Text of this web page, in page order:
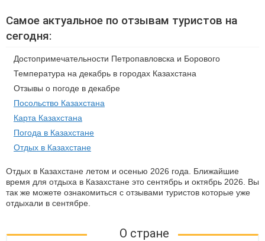
Самое актуальное по отзывам туристов на
сегодня:
Достопримечательности Петропавловска и Борового
Температура на декабрь в городах Казахстана
Отзывы о погоде в декабре
Посольство Казахстана
Карта Казахстана
Погода в Казахстане
Отдых в Казахстане
Отдых в Казахстане летом и осенью 2026 года. Ближайшие
время для отдыха в Казахстане это сентябрь и октябрь 2026. Вы
так же можете ознакомиться с отзывами туристов которые уже
отдыхали в сентябре.
О стране